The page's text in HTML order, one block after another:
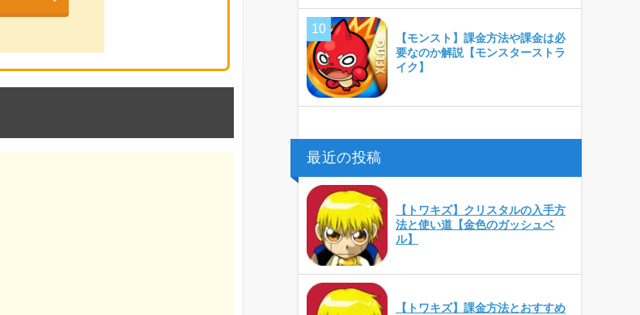
【モンスト】課金方法や課金は必
要なのか解説【モンスターストラ
イク】
最近の投稿
【トワキズ】クリスタルの入手方
法と使い道【金色のガッシュベ
ル】
【トワキズ】課金方法とおすすめ